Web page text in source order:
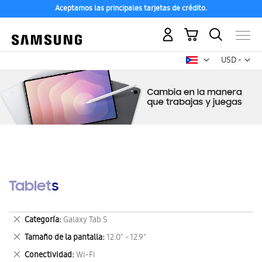
Aceptamos las principales tarjetas de crédito.
USD -
dólar
Mi carrito
Tablets
Categoría Galaxy Tab S
Eliminar
este
artículo
Tamaño de la pantalla 12.0" - 12.9"
Eliminar
este
Conectividad Wi-Fi
Eliminar